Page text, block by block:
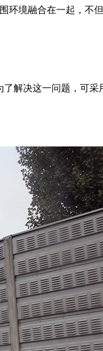
环境融合在一起，不
解决这一问题，可采